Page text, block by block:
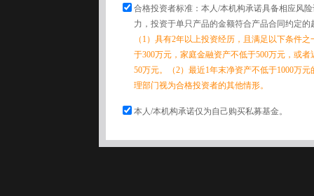
合格投资者标准：本人/本机构承诺具备相应风
力，投资于单只产品的金额符合产品合同约定的
（1）具有2年以上投资经历，且满足以下条件
于300万元，家庭金融资产不低于500万元，或
50万元。（2）最近1年末净资产不低于1000万
理部门视为合格投资者的其他情形。
本人/本机构承诺仅为自己购买私募基金。